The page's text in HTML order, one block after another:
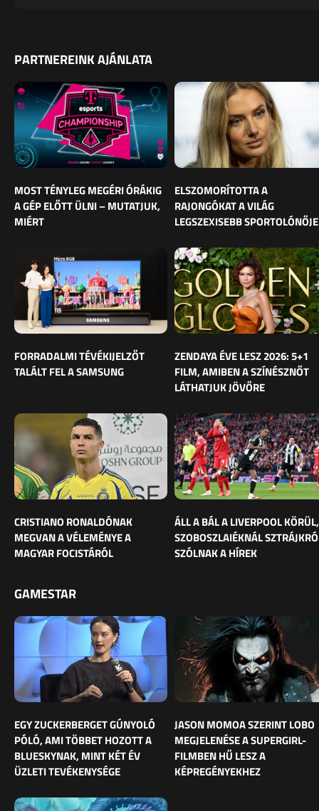
PARTNEREINK AJÁNLATA
MOST TÉNYLEG MEGÉRI ÓRÁKIG
A GÉP ELŐTT ÜLNI – MUTATJUK,
MIÉRT
ELSZOMORÍTOTTA A
RAJONGÓKAT A VILÁG
LEGSZEXISEBB SPORTOLÓNŐJE
FORRADALMI TÉVÉKIJELZŐT
TALÁLT FEL A SAMSUNG
ZENDAYA ÉVE LESZ 2026: 5+1
FILM, AMIBEN A SZÍNÉSZNŐT
LÁTHATJUK JÖVŐRE
CRISTIANO RONALDÓNAK
MEGVAN A VÉLEMÉNYE A
MAGYAR FOCISTÁRÓL
ÁLL A BÁL A LIVERPOOL KÖRÜL,
SZOBOSZLAIÉKNÁL
SZÓLNAK A HÍREK
GAMESTAR
EGY ZUCKERBERGET GÚNYOLÓ
PÓLÓ, AMI TÖBBET HOZOTT A
BLUESKYNAK, MINT KÉT ÉV
ÜZLETI TEVÉKENYSÉGE
JASON MOMOA SZERINT LOBO
MEGJELENÉSE A SUPERGIRL-
FILMBEN HŰ LESZ A
KÉPREGÉNYEKHEZ